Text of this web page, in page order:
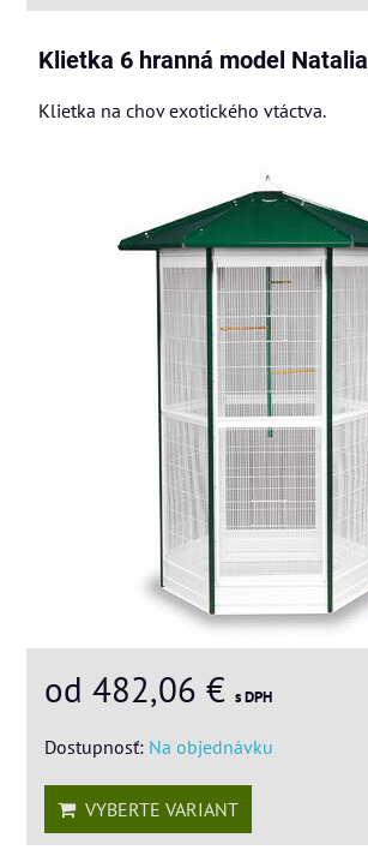
Klietka 6 hranná model Natalia
Klietka na chov exotického vtáctva.
od 482,06 € s DPH
Dostupnosť: Na objednávku
VYBERTE VARIANT